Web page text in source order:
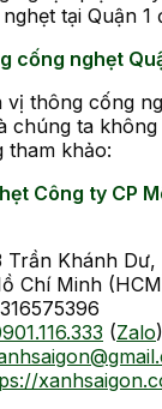
tại Quận
cống nghẹt
thông cống
chúng ta
tham khảo:
Công ty CP
Trần Khánh Dư,
Chí Minh
316575396
(Zalo)